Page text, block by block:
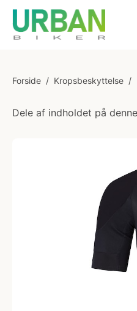
Forside / Kropsbeskyttelse /
Dele af indholdet på